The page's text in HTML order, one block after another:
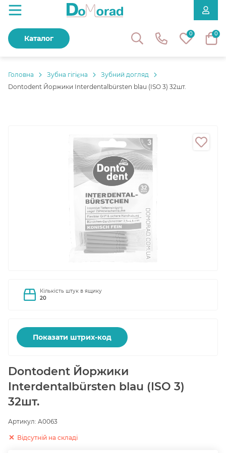
0 0
Каталог
Головнa Зубна гігієна
Зубний догляд
Dontodent Йоржики Interdentalbürsten blau (ISO 3) 32шт.
Кількість штук в ящику
20
Показати штрих-код
Dontodent Йоржики
Interdentalbürsten blau (ISO 3)
32шт.
Артикул: A0063
Відсутній на складі